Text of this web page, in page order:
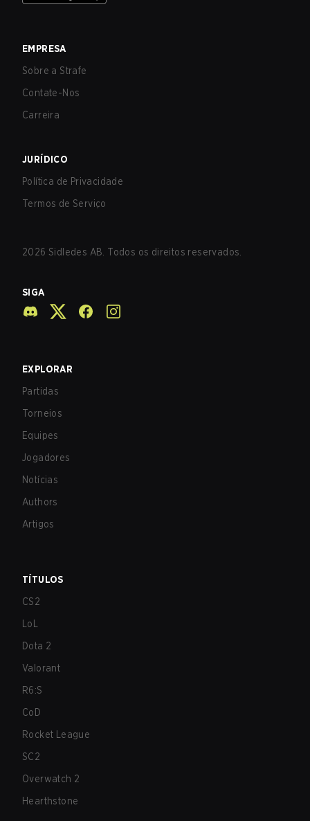
EMPRESA
Sobre a Strafe
Contate-Nos
Carreira
JURÍDICO
Política de Privacidade
Termos de Serviço
2026 Sidledes AB. Todos os direitos reservados.
SIGA
EXPLORAR
Partidas
Torneios
Equipes
Jogadores
Notícias
Authors
Artigos
TÍTULOS
CS2
LoL
Dota 2
Valorant
R6:S
CoD
Rocket League
SC2
Overwatch 2
Hearthstone